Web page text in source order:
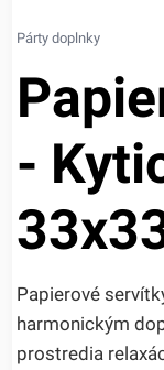
Párty doplnky
-
Papierové
harmonickým
prostredia